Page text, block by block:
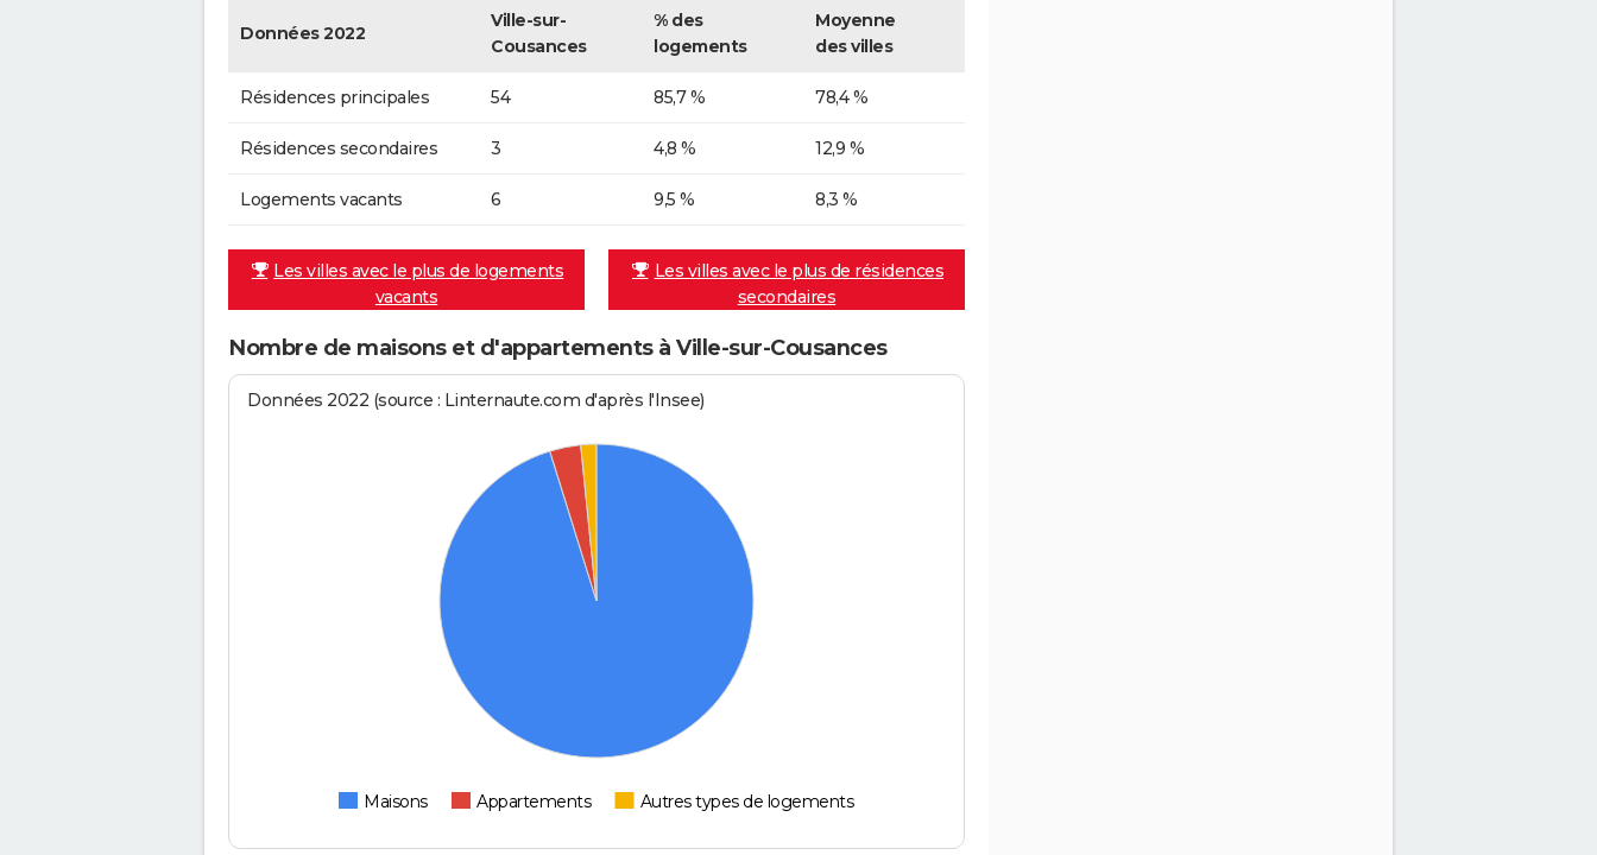
Données 2022
Ville-sur-
Cousances
% des
logements
Moyenne
des villes
Résidences principales 54 85,7 % 78,4 %
Résidences secondaires 3 4,8 % 12,9 %
Logements vacants 6 9,5 % 8,3 %
Les villes avec le plus de logements
vacants
Les villes avec le plus de résidences
secondaires
Nombre de maisons et d'appartements à Ville-sur-Cousances
Données 2022 (source : Linternaute.com d'après l'Insee)
Maisons Appartements Autres types de logements